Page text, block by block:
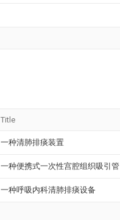
Title
一种清肺排痰装置
一种便携式一次性宫腔组织吸引管
一种呼吸内科清肺排痰设备